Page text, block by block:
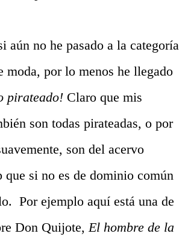
aún no he pasado a la categoría
moda, por lo menos he llegado
pirateado! Claro que mis
son todas pirateadas, o por
son del acervo
si no es de dominio común
Por ejemplo aquí está una de
Don Quijote,El hombre de la